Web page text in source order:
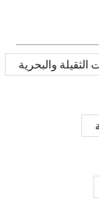
الثقيلة والبحرية